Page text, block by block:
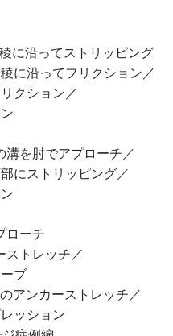
沿ってストリッピング
ってフリクション／
ション／
を肘でアプローチ／
トリッピング／
ーチ
トレッチ／
ブ
ンカーストレッチ／
ション